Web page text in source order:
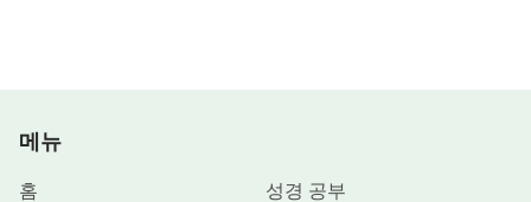
메뉴
홈
성경 공부